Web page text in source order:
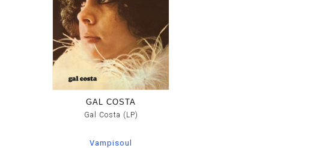
GAL COSTA
Gal Costa (LP)
Vampisoul